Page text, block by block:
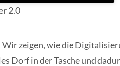
2.0
zeigen, wie die
Dorf in der Tasche und